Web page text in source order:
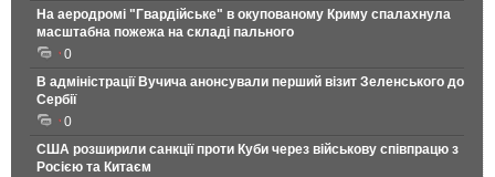
На аеродромі "Гвардійське" в окупованому Криму спалахнула
масштабна пожежа на складі пального
0
В адміністрації Вучича анонсували перший візит Зеленського до
Сербії
0
США розширили санкції проти Куби через військову співпрацю з
Росією та Китаєм